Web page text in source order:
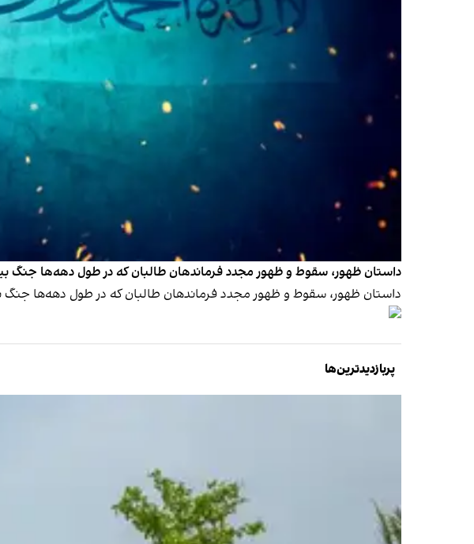
داستان ظهور، سقوط و ظهور مجدد فرماندهان طالبان که در طول دهه‌ها جنگ
داستان ظهور، سقوط و ظهور مجدد فرماندهان طالبان که در طول دهه‌ها جنگ
پربازدیدترین‌ها